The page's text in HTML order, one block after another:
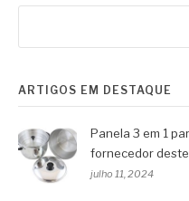
ARTIGOS EM DESTAQUE
Panela 3 em 1
fornecedor
julho 11, 2024